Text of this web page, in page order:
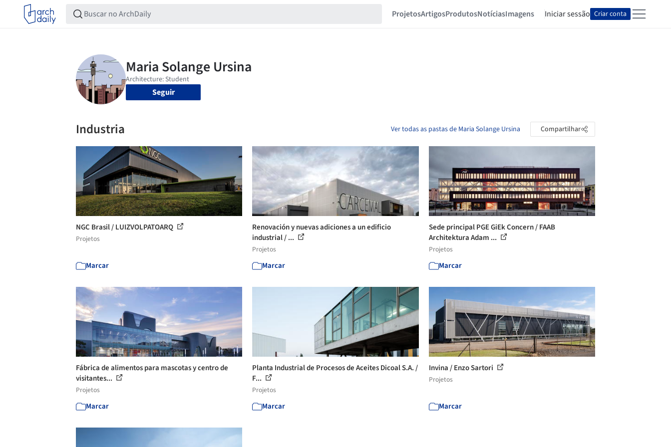
ProjetosArtigosProdutosNotíciasImagens Iniciar sessão Criar conta
Seguir
Industria Ver todas as pastas de Maria Solange Ursina Compartilhar
NGC Brasil / LUIZVOLPATOARQ
Projetos
Marcar
Renovación y nuevas adiciones a un edificio
industrial / ...
Projetos
Marcar
Sede principal PGE GiEk Concern / FAAB
Architektura Adam ...
Projetos
Marcar
Fábrica de alimentos para mascotas y centro de
visitantes...
Projetos
Marcar
Planta Industrial de Procesos de Aceites Dicoal S.A. /
F...
Projetos
Marcar
Invina / Enzo Sartori
Projetos
Marcar